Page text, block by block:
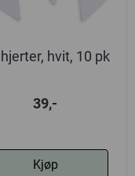
hvit, 10 pk
39,-
Kjøp